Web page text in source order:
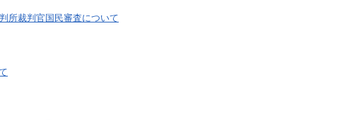
所裁判官国民審査について